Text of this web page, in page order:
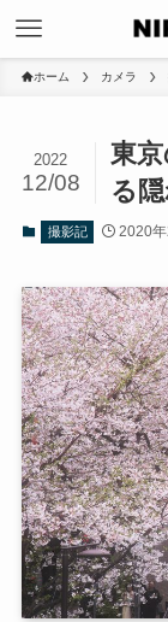
ホーム カメラ
東
る
2022
12/08
撮影記 2020